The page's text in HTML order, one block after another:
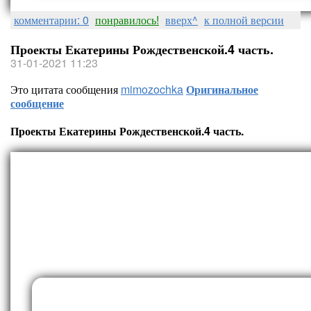
комментарии: 0 понравилось! вверх^ к полной версии
Проекты Екатерины Рождественской.4 часть.
31-01-2021 11:23
Это цитата сообщения mimozochkaОригинальное
сообщение
Проекты Екатерины Рождественской.4 часть.